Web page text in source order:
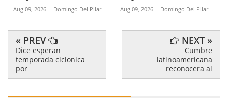
Aug 09, 2026 - Domingo Del Pilar Aug 09, 2026 - Domingo Del Pilar
« PREV
Dice esperan
temporada ciclonica
por
NEXT »
Cumbre
latinoamericana
reconocera al